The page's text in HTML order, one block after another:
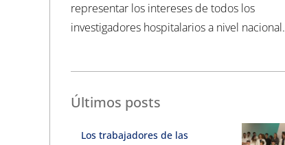
representar los intereses de todos los
investigadores hospitalarios a nivel nacional.
Últimos posts
Los trabajadores de las